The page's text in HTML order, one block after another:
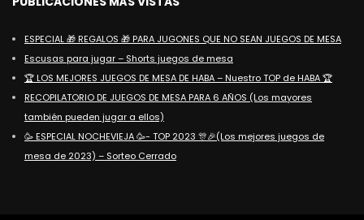
ESPECIAL 🎁 REGALOS 🎁 PARA JUGONES QUE NO SEAN JUEGOS DE MESA
Escusas para jugar – Shorts juegos de mesa
🏆 LOS MEJORES JUEGOS DE MESA DE HABA – Nuestro TOP de HABA 🏆
RECOPILATORIO DE JUEGOS DE MESA PARA 6 AÑOS (Los mayores
también pueden jugar a ellos)
🥳 ESPECIAL NOCHEVIEJA 🥳- TOP 2023 🎊🎉(Los mejores juegos de
mesa de 2023) – Sorteo Cerrado